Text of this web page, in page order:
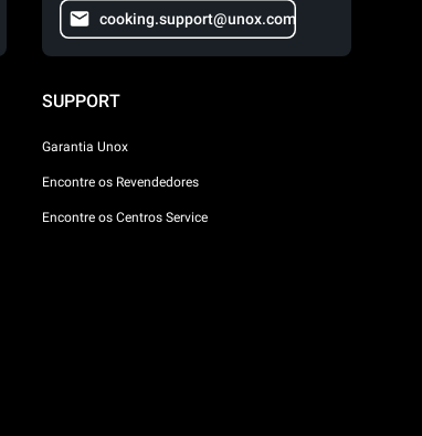
cooking.support@unox.com
SUPPORT
Garantia Unox
Encontre os Revendedores
Encontre os Centros Service